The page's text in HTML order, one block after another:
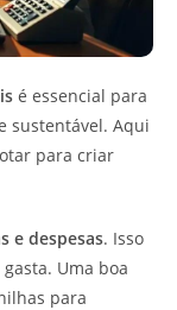
é essencial para
sustentável. Aqui
para criar
e despesas. Isso
Uma boa
para